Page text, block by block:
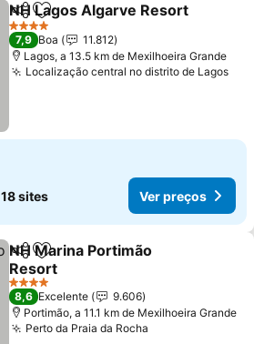
PartilharAdicionar aos favoritos
NH Lagos Algarve Resort
4 Estrelas
7,9 Boa
11.812
Lagos, a 13.5 km de Mexilhoeira Grande
Localização central no distrito de Lagos
18 sites Ver preços
PartilharAdicionar aos favoritos
NH Marina Portimão
Resort
4 Estrelas
8,6 Excelente
9.606
Portimão, a 11.1 km de Mexilhoeira Grande
Perto da Praia da Rocha